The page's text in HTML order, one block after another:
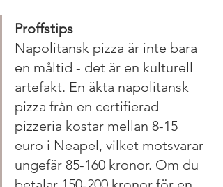
Proffstips
Napolitansk pizza är inte bara
en måltid - det är en kulturell
artefakt. En äkta napolitansk
pizza från en certifierad
pizzeria kostar mellan 8-15
euro i Neapel, vilket motsvarar
ungefär 85-160 kronor. Om du